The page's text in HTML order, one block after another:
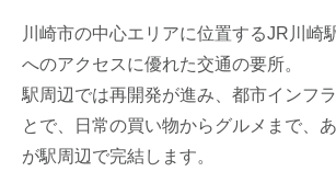
川崎市の中心エリアに位置するJR川崎
へのアクセスに優れた交通の要所。
駅周辺では再開発が進み、都市インフ
とで、日常の買い物からグルメまで、
が駅周辺で完結します。